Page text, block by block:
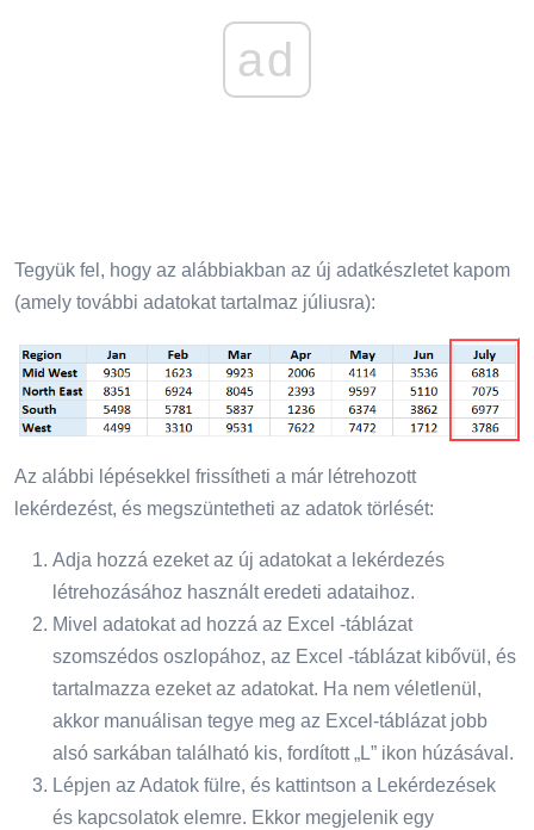
ad
Tegyük fel, hogy az alábbiakban az új adatkészletet kapom
(amely további adatokat tartalmaz júliusra):
Az alábbi lépésekkel frissítheti a már létrehozott
lekérdezést, és megszüntetheti az adatok törlését:
Adja hozzá ezeket az új adatokat a lekérdezés
létrehozásához használt eredeti adataihoz.
Mivel adatokat ad hozzá az Excel -táblázat
szomszédos oszlopához, az Excel -táblázat kibővül, és
tartalmazza ezeket az adatokat. Ha nem véletlenül,
akkor manuálisan tegye meg az Excel-táblázat jobb
alsó sarkában található kis, fordított „L” ikon húzásával.
Lépjen az Adatok fülre, és kattintson a Lekérdezések
és kapcsolatok elemre. Ekkor megjelenik egy